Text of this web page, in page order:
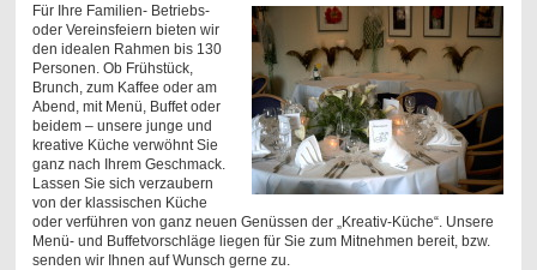
Für Ihre Familien- Betriebs-
oder Vereinsfeiern bieten wir
den idealen Rahmen bis 130
Personen. Ob Frühstück,
Brunch, zum Kaffee oder am
Abend, mit Menü, Buffet oder
beidem – unsere junge und
kreative Küche verwöhnt Sie
ganz nach Ihrem Geschmack.
Lassen Sie sich verzaubern
von der klassischen Küche
oder verführen von ganz neuen Genüssen der „Kreativ-Küche“. Unsere
Menü- und Buffetvorschläge liegen für Sie zum Mitnehmen bereit, bzw.
senden wir Ihnen auf Wunsch gerne zu.